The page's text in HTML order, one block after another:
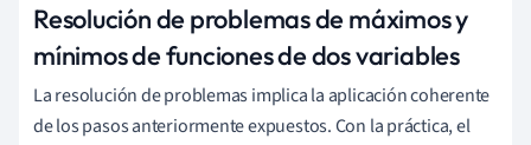
Resolución de problemas de máximos y
mínimos de funciones de dos variables
La resolución de problemas implica la aplicación coherente
de los pasos anteriormente expuestos. Con la práctica, el